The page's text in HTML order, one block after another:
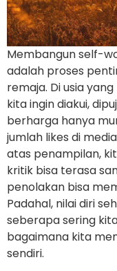
Membangun self-
adalah proses
remaja. Di usia
kita ingin diakui,
berharga hanya
jumlah likes di
atas penampilan,
kritik bisa terasa
penolakan bisa
Padahal, nilai diri
seberapa sering
bagaimana kita
sendiri.